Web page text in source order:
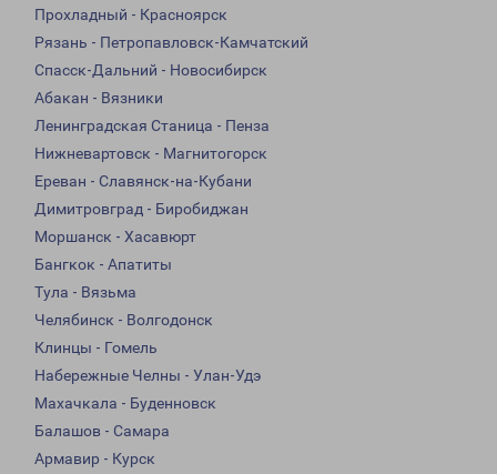
Прохладный - Красноярск
Рязань - Петропавловск-Камчатский
Спасск-Дальний - Новосибирск
Абакан - Вязники
Ленинградская Станица - Пенза
Нижневартовск - Магнитогорск
Ереван - Славянск-на-Кубани
Димитровград - Биробиджан
Моршанск - Хасавюрт
Бангкок - Апатиты
Тула - Вязьма
Челябинск - Волгодонск
Клинцы - Гомель
Набережные Челны - Улан-Удэ
Махачкала - Буденновск
Балашов - Самара
Армавир - Курск